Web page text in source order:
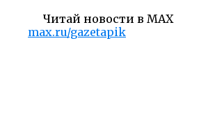
Читай новости в MAX
max.ru/gazetapik